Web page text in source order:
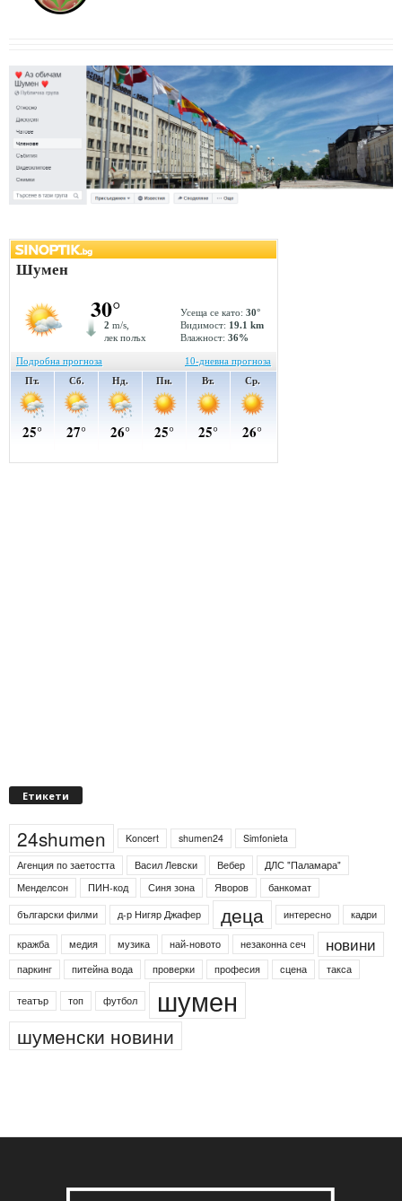
Етикети
24shumen Koncert shumen24
Simfonieta
Агенция по заетостта
Васил Левски Вебер
ДЛС "Паламара"
Менделсон
ПИН-код Синя зона Яворов
банкомат
български филми
д-р Нигяр Джафер деца интересно кадри
кражба медия музика най-новото незаконна сеч новини
паркинг питейна вода проверки професия сцена такса
театър топ футбол шумен
шуменски новини